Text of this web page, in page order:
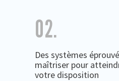
02.
Des systèmes
maîtriser pour
votre disposition